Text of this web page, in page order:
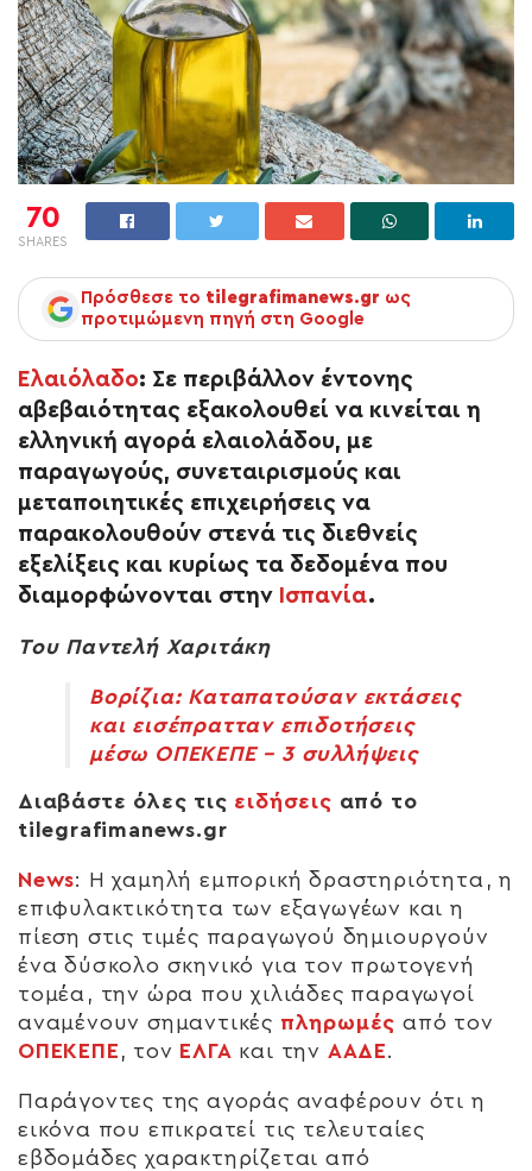
70
SHARES
Πρόσθεσε το tilegrafimanews.gr ως
προτιμώμενη πηγή στη Google
Ελαιόλαδο: Σε περιβάλλον έντονης
αβεβαιότητας εξακολουθεί να κινείται η
ελληνική αγορά ελαιολάδου, με
παραγωγούς, συνεταιρισμούς και
μεταποιητικές επιχειρήσεις να
παρακολουθούν στενά τις διεθνείς
εξελίξεις και κυρίως τα δεδομένα που
διαμορφώνονται στην Ισπανία.
Του Παντελή Χαριτάκη
Βορίζια: Καταπατούσαν εκτάσεις
και εισέπρατταν επιδοτήσεις
μέσω ΟΠΕΚΕΠΕ – 3 συλλήψεις
Διαβάστε όλες τις ειδήσεις από το
tilegrafimanews.gr
News: Η χαμηλή εμπορική δραστηριότητα, η
επιφυλακτικότητα των εξαγωγέων και η
πίεση στις τιμές παραγωγού δημιουργούν
ένα δύσκολο σκηνικό για τον πρωτογενή
τομέα, την ώρα που χιλιάδες παραγωγοί
αναμένουν σημαντικές πληρωμές από τον
ΟΠΕΚΕΠΕ , τον ΕΛΓΑ και την ΑΑΔΕ.
Παράγοντες της αγοράς αναφέρουν ότι η
εικόνα που επικρατεί τις τελευταίες
εβδομάδες χαρακτηρίζεται από